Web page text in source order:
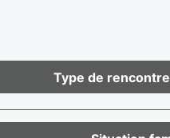
Type de